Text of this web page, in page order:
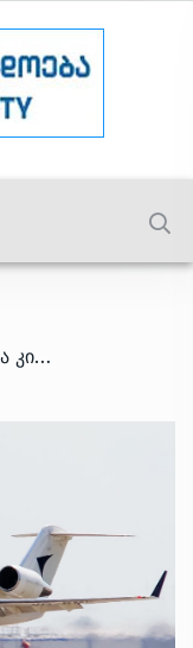
/ საქართველოში ფრენის ნებართვა კიდევ ერთმა რუსულმა ავიაკომპანიამ მოითხოვა – მედია